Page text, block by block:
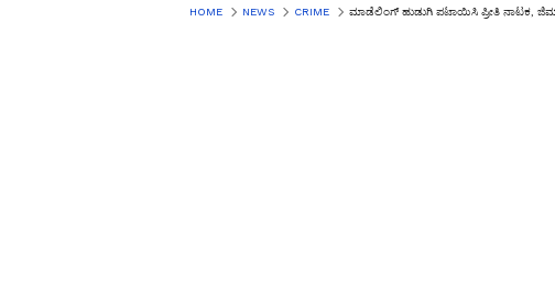
HOME NEWS CRIME ಮಾಡೆಲಿಂಗ್ ಹುಡುಗಿ ಪಟಾಯಿಸಿ ಪ್ರೀತಿ ನಾಟಕ, ಜಿಮ್